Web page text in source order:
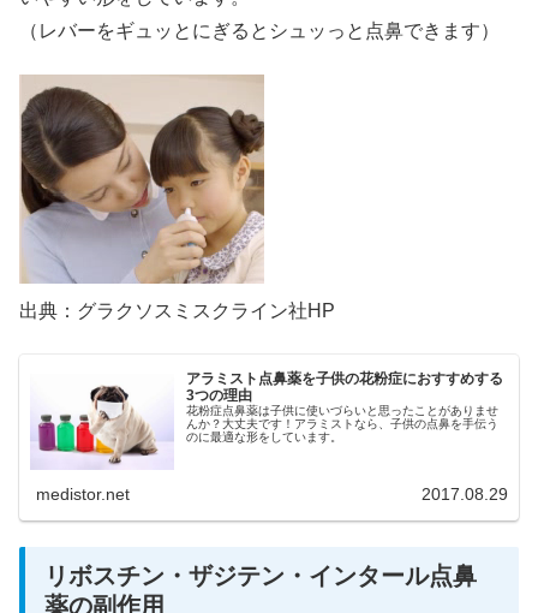
（レバーをギュッとにぎるとシュッっと点鼻できます）
出典：グラクソスミスクライン社HP
アラミスト点鼻薬を子供の花粉症におすすめする
3つの理由
花粉症点鼻薬は子供に使いづらいと思ったことがありませ
んか？大丈夫です！アラミストなら、子供の点鼻を手伝う
のに最適な形をしています。
medistor.net 2017.08.29
リボスチン・ザジテン・インタール点鼻
薬の副作用